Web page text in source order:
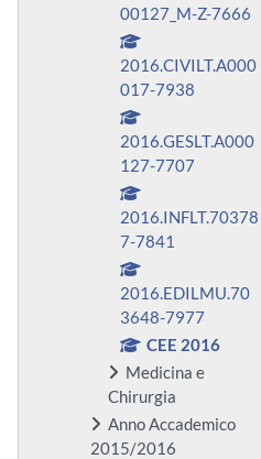
00127_M-Z-7666
2016.CIVILT.A000
017-7938
2016.GESLT.A000
127-7707
2016.INFLT.70378
7-7841
2016.EDILMU.70
3648-7977
CEE 2016
Medicina e
Chirurgia
Anno Accademico
2015/2016